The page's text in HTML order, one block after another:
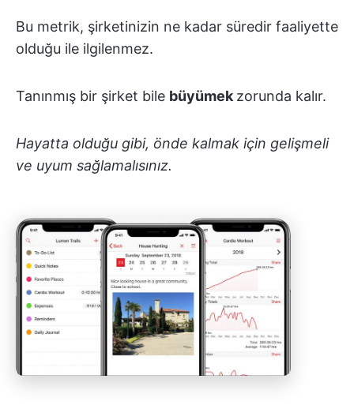
Bu metrik, şirketinizin ne kadar süredir faaliyette
olduğu ile ilgilenmez.
Tanınmış bir şirket bile büyümek zorunda kalır.
Hayatta olduğu gibi, önde kalmak için gelişmeli
ve uyum sağlamalısınız.